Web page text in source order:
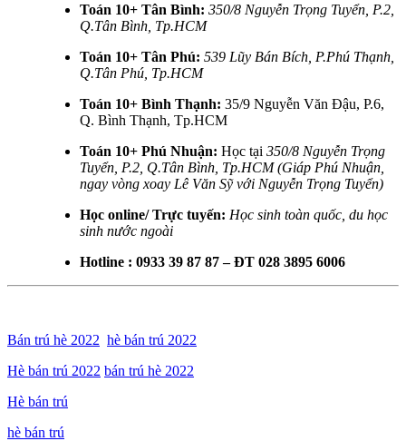
Toán 10+ Tân Bình: 350/8 Nguyễn Trọng Tuyển, P.2,
Q.Tân Bình, Tp.HCM
Toán 10+ Tân Phú: 539 Lũy Bán Bích, P.Phú Thạnh,
Q.Tân Phú, Tp.HCM
Toán 10+ Bình Thạnh: 35/9 Nguyễn Văn Đậu, P.6,
Q. Bình Thạnh, Tp.HCM
Toán 10+ Phú Nhuận: Học tại 350/8 Nguyễn Trọng
Tuyển, P.2, Q.Tân Bình, Tp.HCM (Giáp Phú Nhuận,
ngay vòng xoay Lê Văn Sỹ với Nguyễn Trọng Tuyển)
Học online/ Trực tuyến: Học sinh toàn quốc, du học
sinh nước ngoài
Hotline : 0933 39 87 87 – ĐT 028 3895 6006
Bán trú hè 2022 hè bán trú 2022
Hè bán trú 2022 bán trú hè 2022
Hè bán trú
hè bán trú